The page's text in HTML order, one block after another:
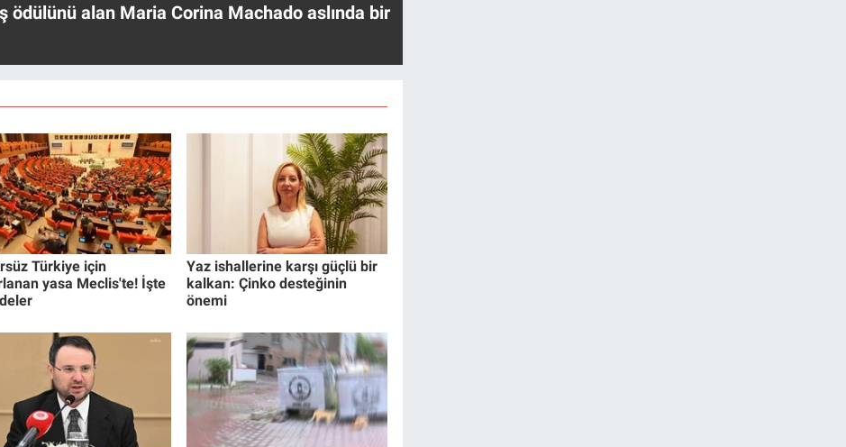
ödülünü alan Maria Corina Machado aslında bir
Türkiye için
yasa Meclis'te! İşte
Yaz ishallerine karşı güçlü bir
kalkan: Çinko desteğinin
önemi